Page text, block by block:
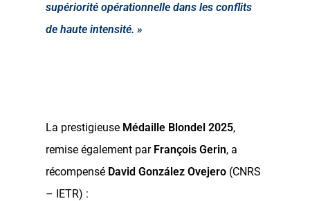
supériorité opérationnelle dans les conflits
de haute intensité. »
La prestigieuse Médaille Blondel 2025,
remise également par François Gerin, a
récompensé David González Ovejero (CNRS
– IETR) :